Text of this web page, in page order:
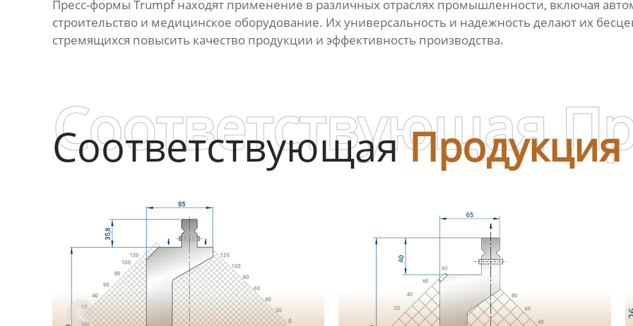
Пресс-формы Trumpf находят применение в различных отраслях промышленности, включая
строительство и медицинское оборудование. Их универсальность и надежность делают их
стремящихся повысить качество продукции и эффективность производства.
СоответствующаяПродукция
Соответствующая